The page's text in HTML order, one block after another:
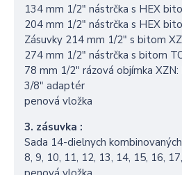
134 mm 1/2″ nástrčka s HEX
204 mm 1/2″ nástrčka s HEX
Zásuvky 214 mm 1/2″ s bitom
274 mm 1/2″ nástrčka s bitom
78 mm 1/2″ rázová objímka XZN:
3/8″ adaptér
penová vložka
3. zásuvka :
Sada 14-dielnych
8, 9, 10, 11, 12, 13, 14, 15, 16,